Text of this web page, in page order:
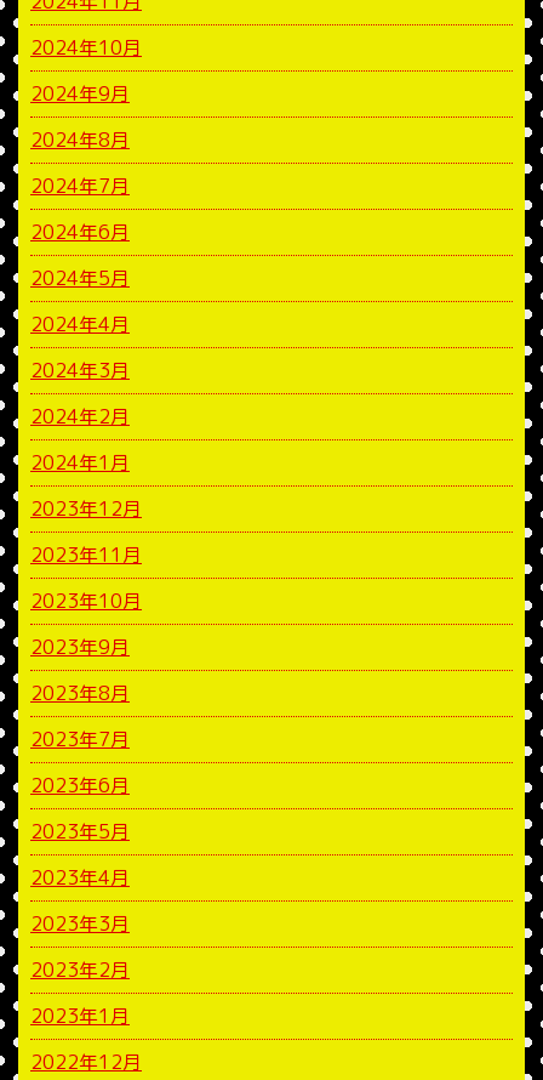
2024年10月
2024年9月
2024年8月
2024年7月
2024年6月
2024年5月
2024年4月
2024年3月
2024年2月
2024年1月
2023年12月
2023年11月
2023年10月
2023年9月
2023年8月
2023年7月
2023年6月
2023年5月
2023年4月
2023年3月
2023年2月
2023年1月
2022年12月